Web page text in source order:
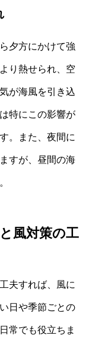
夕方にかけて強
り熱せられ、空
が海風を引き込
特にこの影響が
。また、夜間に
すが、昼間の海
風対策の工
夫すれば、風に
日や季節ごとの
常でも役立ちま